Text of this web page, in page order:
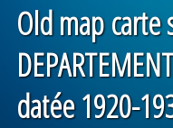
Old map carte
datée 1920-